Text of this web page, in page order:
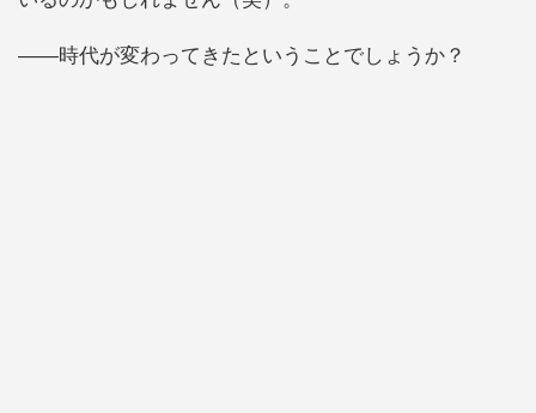
――時代が変わってきたということでしょうか？